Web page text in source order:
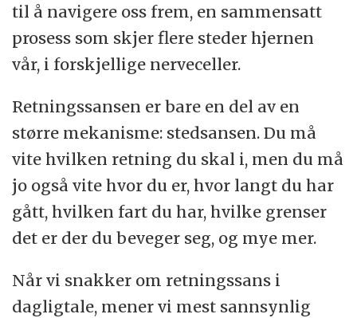
til å navigere oss frem, en sammensatt
prosess som skjer flere steder hjernen
vår, i forskjellige nerveceller.
Retningssansen er bare en del av en
større mekanisme: stedsansen. Du må
vite hvilken retning du skal i, men du må
jo også vite hvor du er, hvor langt du har
gått, hvilken fart du har, hvilke grenser
det er der du beveger seg, og mye mer.
Når vi snakker om retningssans i
dagligtale, mener vi mest sannsynlig